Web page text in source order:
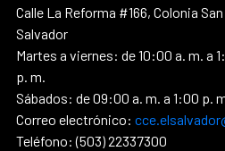
Calle La Reforma #166, Colonia
Salvador
Martes a viernes: de 10:00 a. m. a
p. m.
Sábados: de 09:00 a. m. a 1:00 p.
Correo electrónico:
Teléfono: (503) 22337300